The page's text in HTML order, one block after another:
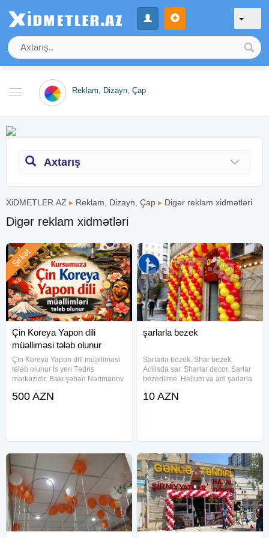
Reklam, Dizayn, Çap
Axtarış
XiDMETLER.AZ ▸ Reklam, Dizayn, Çap ▸ Digər reklam xidmətləri
Digər reklam xidmətləri
Çin Koreya Yapon dili
müəlliməsi tələb olunur
Çin Koreya Yapon dili müəlliməsi
tələb olunur İs yeri Tədris
mərkəzidir. Bakı şəhəri Nərimanov
İş saatı dəyişkəndir tələbənin dərs
Şirkət
500 AZN
şarlarla bezek
Sarlarla bezek. Shar bezek.
Acilisda sar. Sharlar decor. Sarlar
bezedilme. Helium və adi şarlarla
xidmeti. Acilis sar dekorlar. Sharlar
10 AZN